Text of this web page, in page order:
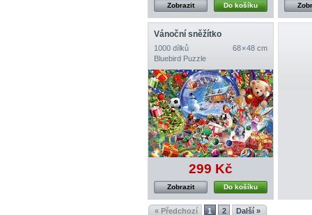
Do košíku
Zobrazit
Vánoční sněžítko
1000 dílků
68 × 48 cm
Bluebird Puzzle
299 Kč
Do košíku
Zobrazit
« Předchozí 1 2 Další »